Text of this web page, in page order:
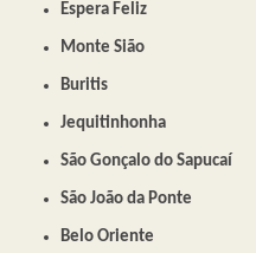
Espera Feliz
Monte Sião
Buritis
Jequitinhonha
São Gonçalo do Sapucaí
São João da Ponte
Belo Oriente